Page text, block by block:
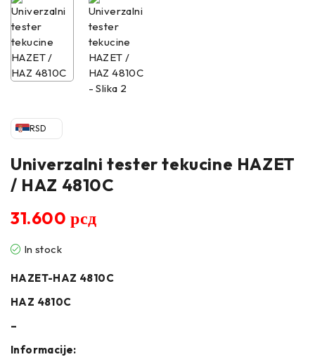
RSD
Univerzalni tester tekucine HAZET
/ HAZ 4810C
31.600рсд
In stock
HAZET-HAZ 4810C
HAZ 4810C
–
Informacije: